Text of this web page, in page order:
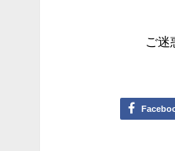
ご迷